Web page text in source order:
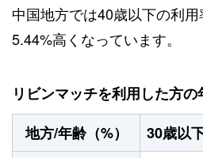
中国地方では40歳以下の利
5.44%高くなっています。
リビンマッチを利用した方の
地方/年齢（%）
30歳以